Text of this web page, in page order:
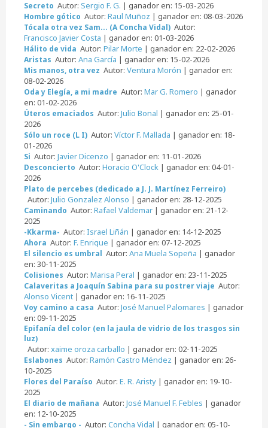
Secreto Autor: Sergio F. G. | ganador en: 15-03-2026
Hombre gótico Autor: Raul Muñoz | ganador en: 08-03-2026
Tócala otra vez Sam... (A Concha Vidal) Autor:
Francisco Javier Costa | ganador en: 01-03-2026
Hálito de vida Autor: Pilar Morte | ganador en: 22-02-2026
Aristas Autor: Ana García | ganador en: 15-02-2026
Mis manos, otra vez Autor: Ventura Morón | ganador en:
08-02-2026
Oda y Elegía, a mi madre Autor: Mar G. Romero | ganador
en: 01-02-2026
Úteros emaciados Autor: Julio Bonal | ganador en: 25-01-
2026
Sólo un roce (L I) Autor: Víctor F. Mallada | ganador en: 18-
01-2026
Si Autor: Javier Dicenzo | ganador en: 11-01-2026
Desconcierto Autor: Horacio O'Clock | ganador en: 04-01-
2026
Plato de percebes (dedicado a J. J. Martínez Ferreiro)
Autor: Julio Gonzalez Alonso | ganador en: 28-12-2025
Caminando Autor: Rafael Valdemar | ganador en: 21-12-
2025
-Kkarma- Autor: Israel Liñán | ganador en: 14-12-2025
Ahora Autor: F. Enrique | ganador en: 07-12-2025
El silencio es umbral Autor: Ana Muela Sopeña | ganador
en: 30-11-2025
Colisiones Autor: Marisa Peral | ganador en: 23-11-2025
Calaveritas a Joaquín Sabina para su postrer viaje Autor:
Alonso Vicent | ganador en: 16-11-2025
Voy camino a casa Autor: José Manuel Palomares | ganador
en: 09-11-2025
Epifanía del color (en la jaula de vidrio de los trasgos sin
luz)
Autor: xaime oroza carballo | ganador en: 02-11-2025
Eslabones Autor: Ramón Castro Méndez | ganador en: 26-
10-2025
Flores del Paraíso Autor: E. R. Aristy | ganador en: 19-10-
2025
El diario de mañana Autor: José Manuel F. Febles | ganador
en: 12-10-2025
- Sin embargo - Autor: Concha Vidal | ganador en: 05-10-